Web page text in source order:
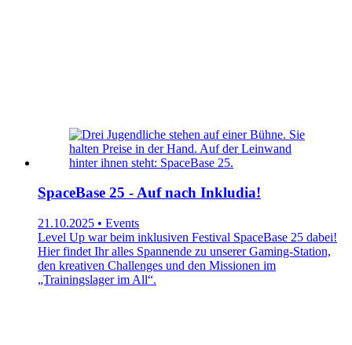
SpaceBase 25 - Auf nach Inkludia!
21.10.2025 • Events
Level Up war beim inklusiven Festival SpaceBase 25 dabei!
Hier findet Ihr alles Spannende zu unserer Gaming-Station,
den kreativen Challenges und den Missionen im
„Trainingslager im All“.